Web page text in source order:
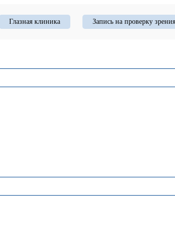
Глазная клиника Запись на проверку зрения